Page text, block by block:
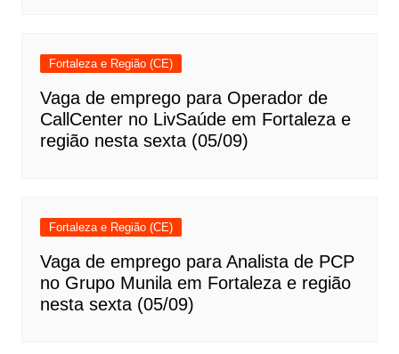
Fortaleza e Região (CE)
Vaga de emprego para Operador de
CallCenter no LivSaúde em Fortaleza e
região nesta sexta (05/09)
Fortaleza e Região (CE)
Vaga de emprego para Analista de PCP
no Grupo Munila em Fortaleza e região
nesta sexta (05/09)